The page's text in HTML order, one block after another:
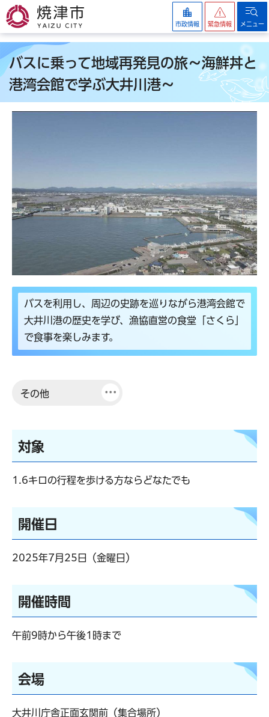
焼津市
市政情報 緊急情報 メニュー
バスに乗って地域再発見の旅～海鮮丼と
港湾会館で学ぶ大井川港～
バスを利用し、周辺の史跡を巡りながら港湾会館で
大井川港の歴史を学び、漁協直営の食堂「さくら」
で食事を楽しみます。
その他
対象
1.6キロの行程を歩ける方ならどなたでも
開催日
2025年7月25日（金曜日）
開催時間
午前9時から午後1時まで
会場
大井川庁舎正面玄関前（集合場所）